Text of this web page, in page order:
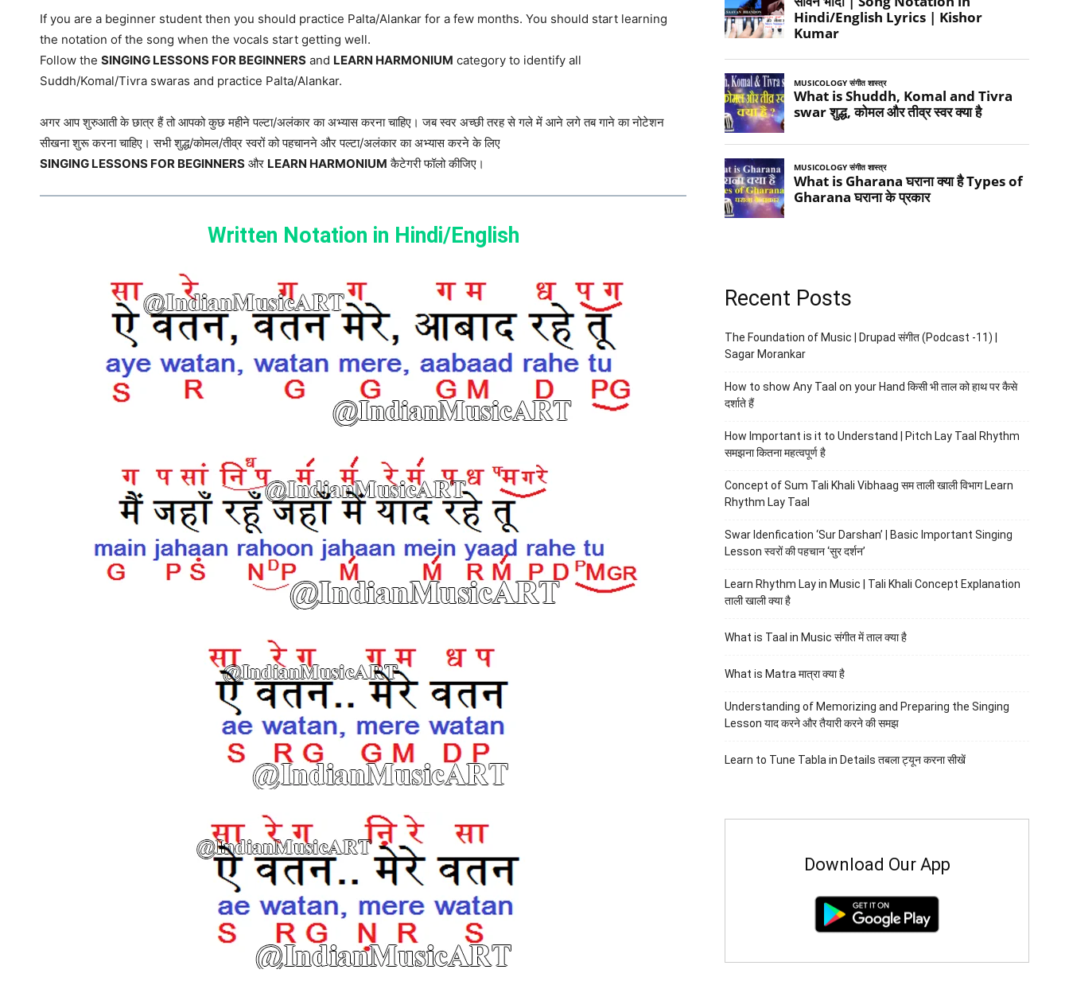
If you are a beginner student then you should practice Palta/Alankar for a few months. You should start learning
the notation of the song when the vocals start getting well.
Follow the SINGING LESSONS FOR BEGINNERS and LEARN HARMONIUM category to identify all
Suddh/Komal/Tivra swaras and practice Palta/Alankar.
अगर आप शुरुआती के छात्र हैं तो आपको कुछ महीने पल्टा/अलंकार का अभ्यास करना चाहिए। जब स्वर अच्छी तरह से गले में आने लगे तब गाने का नोटेशन
सीखना शुरू करना चाहिए। सभी शुद्ध/कोमल/तीव्र स्वरों को पहचानने और पल्टा/अलंकार का अभ्यास करने के लिए
SINGING LESSONS FOR BEGINNERS और LEARN HARMONIUM कैटेगरी फॉलो कीजिए।
Written Notation in Hindi/English
Recent Posts
The Foundation of Music | Drupad संगीत (Podcast -11) |
Sagar Morankar
How to show Any Taal on your Hand किसी भी ताल को हाथ पर कैसे
दर्शाते हैं
How Important is it to Understand | Pitch Lay Taal Rhythm
समझना कितना महत्वपूर्ण है
Concept of Sum Tali Khali Vibhaag सम ताली खाली विभाग Learn
Rhythm Lay Taal
Swar Idenfication ‘Sur Darshan’ | Basic Important Singing
Lesson स्वरों की पहचान ‘सुर दर्शन’
Learn Rhythm Lay in Music | Tali Khali Concept Explanation
ताली खाली क्या है
What is Taal in Music संगीत में ताल क्या है
What is Matra मात्रा क्या है
Understanding of Memorizing and Preparing the Singing
Lesson याद करने और तैयारी करने की समझ
Learn to Tune Tabla in Details तबला ट्यून करना सीखें
Download Our App